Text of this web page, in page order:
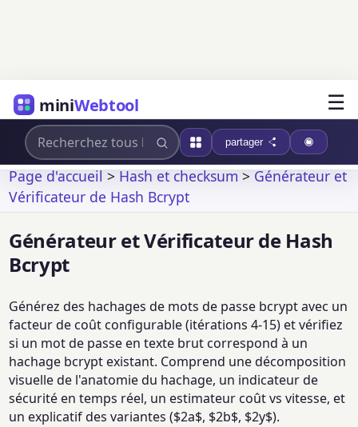
miniWebtool ☰
partager
Page d'accueil>Hash et checksum>Générateur et
Vérificateur de Hash Bcrypt
Générateur et Vérificateur de Hash
Bcrypt
Générez des hachages de mots de passe bcrypt avec un
facteur de coût configurable (itérations 4-15) et vérifiez
si un mot de passe en texte brut correspond à un
hachage bcrypt existant. Comprend une décomposition
visuelle de l'anatomie du hachage, un indicateur de
sécurité en temps réel, un estimateur coût vs vitesse, et
un explicatif des variantes ($2a$, $2b$, $2y$).